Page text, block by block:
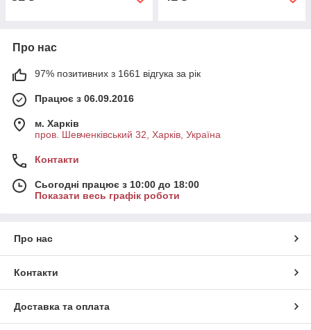
Про нас
97% позитивних з 1661 відгука за рік
Працює з 06.09.2016
м. Харків
пров. Шевченківський 32, Харків, Україна
Контакти
Сьогодні працює з 10:00 до 18:00
Показати весь графік роботи
Про нас
Контакти
Доставка та оплата